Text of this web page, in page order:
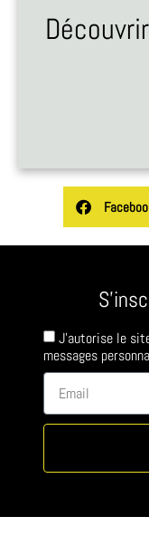
J'autorise le
messages